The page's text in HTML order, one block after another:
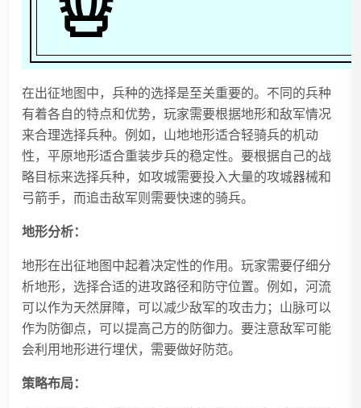
在出征地图中，兵种的选择是至关重要的。不同的兵种
有着各自的特点和优势，玩家需要根据地形和敌军情况
来合理选择兵种。例如，山地地形适合轻骑兵的机动
性，平原地形适合重装步兵的稳定性。要根据自己的战
略目标来选择兵种，如攻城需要投入大量的攻城器械和
弓箭手，而追击敌军则需要快速的骑兵。
地形分析：
地形在出征地图中起着决定性的作用。玩家需要仔细分
析地形，选择合适的进攻路径和防守位置。例如，河流
可以作为天然屏障，可以减少敌军的攻击力；山脉可以
作为防御点，可以提高己方的防御力。要注意敌军可能
会利用地形进行埋伏，需要做好防范。
策略布局：